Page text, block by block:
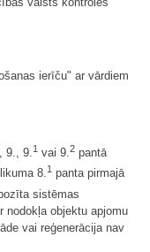
ierīču" ar vārdiem
9., 9.1 vai 9.2 pantā
8.1 panta pirmajā
sistēmas
nodokļa objektu apjomu
vai reģenerācija nav